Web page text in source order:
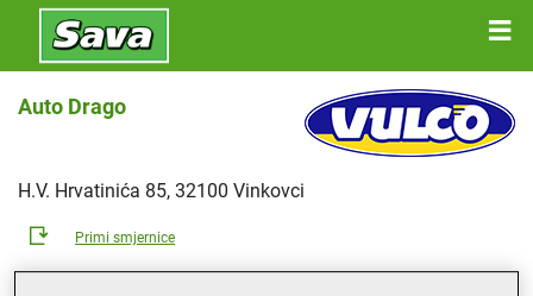
Auto Drago
H.V. Hrvatinića 85, 32100 Vinkovci
Primi smjernice